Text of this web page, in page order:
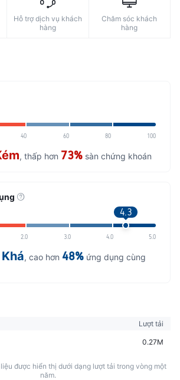
Hỗ trợ dịch vụ khách
hàng
Chăm sóc khách
hàng
40 60 80 100
, thấp hơn 73% sàn chứng khoán
4.3
2.0 3.0 4.0 5.0
Khá, cao hơn 48% ứng dụng cùng
Lượt tải
0.27M
được hiển thị dưới dạng lượt tải trong vòng một
năm.